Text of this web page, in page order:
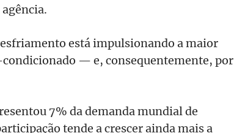
está impulsionando a maior
— e, consequentemente, por
7% da demanda mundial de
tende a crescer ainda mais a